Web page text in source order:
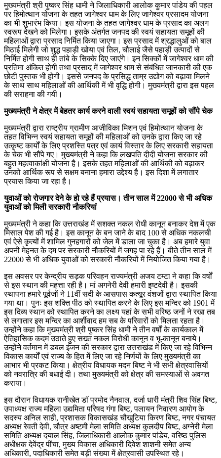
मुख्यमंत्री श्री पुष्कर सिंह धामी ने जिलाधिकारी आलोक कुमार पांडेय की पहल
पर हिमोत्थान योजना के तहत जागेश्वर धाम के लिए जागेश्वर प्रसादम योजना
का भी शुभारंभ किया। इस योजना के तहत जागेश्वर धाम के प्रसाद का अलग
स्वरूप देखने को मिलेगा। इसके अंतर्गत जनपद की स्वयं सहायता समूहों की
महिलाओं द्वारा प्रसाद निर्मित किया जाएगा। इस प्रसाद में श्रद्धालुओं को बाल
मिठाई मिलेगी जो शुद्ध पहाड़ी खोया एवं तिल, चौलाई जैसे पहाड़ी उत्पादों से
निर्मित होगी साथ ही तांबे के सिक्के दिए जाएंगे। इन सिक्कों में जागेश्वर धाम की
प्रतिमा अंकित होगी तथा प्रसाद में जागेश्वर धाम से संबंधित जानकारी की एक
छोटी पुस्तक भी होगी। इससे जनपद के प्रसिद्ध ताम्र उद्योग को बढ़ावा मिलने
के साथ साथ महिलाओं की आर्थिकी में भी वृद्धि होगी। मुख्यमंत्री द्वारा इस पहल
की सराहना की गयी।
मुख्यमंत्री ने क्षेत्र में बेहतर कार्य करने वाली स्वयं सहायता समूहों को सौंपे चेक
मुख्यमंत्री द्वारा राष्ट्रीय ग्रामीण आजीविका मिशन एवं हिमोत्थान योजना के
तहत विभिन्न स्वयं सहायता समूहों की महिलाओं को उनके द्वारा किए जा रहे
उत्कृष्ट कार्यों के लिए प्रशस्ति पत्र एवं कार्य विस्तार के लिए सरकारी सहायता
के चेक भी सौंपे गए। मुख्यमंत्री ने कहा कि लखपति दीदी योजना सरकार की
बहुत महत्वाकांक्षी योजना है। इसके तहत महिलाओं की आर्थिकी को बढ़ाकर
उनको आर्थिक रूप से सक्षम बनाना हमारा उद्देश्य है। इस दिशा में लगातार
प्रयास किया जा रहा है।
युवाओं को रोजगार देने के हो रहे हैं प्रयास। तीन साल में 22000 से भी अधिक
युवाओं को मिली सरकारी नौकरियां
मुख्यमंत्री ने कहा कि उत्तराखंड में सशक्त नकल रोधी कानून बनाकर देश में एक
मिसाल पेश की गई है। इस कानून के बन जाने के बाद 100 से अधिक नकलची
एवं ऐसे कृत्यों में शामिल गुनहगारों को जेल में डाला जा चुका है। अब हमारे युवा
अपनी मेहनत के दम पर सरकारी नौकरियों में जगह पा रहे हैं। बीते तीन साल में
22000 से भी अधिक युवाओं को सरकारी नौकरियों में नियोजित किया गया है।
इस अवसर पर केन्द्रीय सड़क परिवहन राज्यमंत्री अजय टम्टा ने कहा कि वर्षों
से इस स्थान की महत्ता रही है। मां अगनेरी देवी हमारी इष्टदेवी है। इसकी
स्थापना हमारे पूर्वजों ने 11वीं सदी के आसपास कत्यूर वंशजों द्वारा स्थापित किया
गया था। पुनः इस शक्ति पीठ को स्थापित करने के लिए इस मन्दिर को 1901 में
इस दिव्य स्थान को स्थापित करने का लक्ष्य यहां के सभी वरिष्ठ जनों ने रखा तब
से लगातार इस मन्दिर का आर्शीवाद हम सब के परिवारों को मिलता रहता है।
उन्होंने कहा कि मुख्यमंत्री श्री पुष्कर सिंह धामी ने तीन वर्षों के कार्यकाल में
ऐतिहासिक कदम उठाते हुए सख्त नकल विरोधी कानून व भू-कानून बनाये।
उन्होंने वर्तमान में डबल इंजन की सरकार द्वारा उत्तराखंड में किए जा रहे विभिन्न
विकास कार्यों एवं राज्य के हित में लिए जा रहे निर्णयों के लिए मुख्यमंत्री का
आभार भी प्रकट किया। क्षेत्रीय विधायक मदन बिष्ट ने भी सभी क्षेत्रवासियों
को नवरात्रि की बधाई दी। तथा मुख्यमंत्री को क्षेत्र की समस्याओं से अवगत
कराया।
इस दौरान विधायक रानीखेत डॉ प्रमोद नैनवाल, दर्जा धारी मंत्री शिव सिंह बिष्ट,
उपाध्यक्ष राज्य महिला उद्यमिता परिषद गंगा बिष्ट, पलायन निवारण आयोग के
सदस्य अनिल साही, प्रशासक विकासखंड चौखुटिया किरण बिष्ट, नगर पंचायत
अध्यक्ष रेवती देवी, चौत्र अष्टमी मेला समिति अध्यक्ष कुलदीप बिष्ट, अग्नेरी मेला
समिति अध्यक्ष दयाल सिंह, जिलाधिकारी आलोक कुमार पांडेय, वरिष्ठ पुलिस
अधीक्षक देवेंद्र पींचा, मुख्य विकास अधिकारी दिवेश शाशनी समेत अन्य
अधिकारी, पदाधिकारी समेत बड़ी संख्या में क्षेत्रवासी उपस्थित रहे।